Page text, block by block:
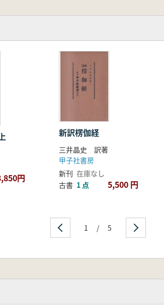
円
新訳楞伽経
三井晶史 訳著
甲子社書房
新刊 在庫なし
古書 1 点 5,500 円
1 / 5